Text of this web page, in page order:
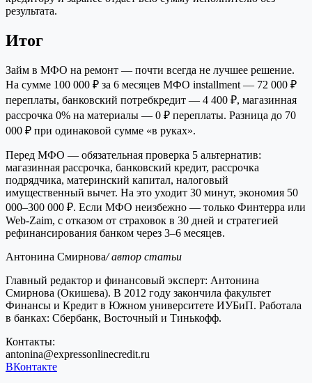
результата.
Итог
Займ в МФО на ремонт — почти всегда не лучшее решение.
На сумме 100 000 ₽ за 6 месяцев МФО installment — 72 000 ₽
переплаты, банковский потребкредит — 4 400 ₽, магазинная
рассрочка 0% на материалы — 0 ₽ переплаты. Разница до 70
000 ₽ при одинаковой сумме «в руках».
Перед МФО — обязательная проверка 5 альтернатив:
магазинная рассрочка, банковский кредит, рассрочка
подрядчика, материнский капитал, налоговый
имущественный вычет. На это уходит 30 минут, экономия 50
000–300 000 ₽. Если МФО неизбежно — только Финтерра или
Web-Zaim, с отказом от страховок в 30 дней и стратегией
рефинансирования банком через 3–6 месяцев.
Антонина Смирнова/ автор статьи
Главный редактор и финансовый эксперт: Антонина
Смирнова (Окишева). В 2012 году закончила факультет
Финансы и Кредит в Южном университете ИУБиП. Работала
в банках: Сбербанк, Восточный и Тинькофф.
Контакты:
antonina@expressonlinecredit.ru
ВКонтакте